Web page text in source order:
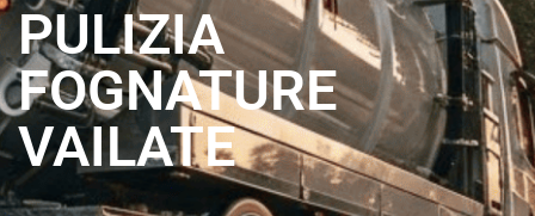
PULIZIA
FOGNATURE
VAILATE